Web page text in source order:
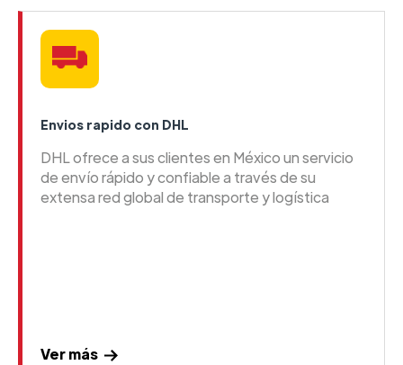
Envios rapido con DHL
DHL ofrece a sus clientes en México un servicio
de envío rápido y confiable a través de su
extensa red global de transporte y logística
Ver más